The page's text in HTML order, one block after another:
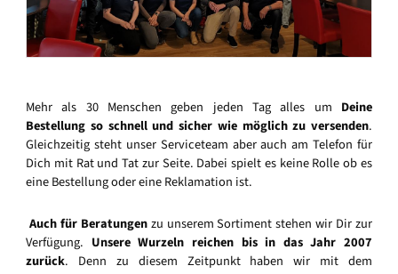
Mehr als 30 Menschen geben jeden Tag alles um Deine
Bestellung so schnell und sicher wie möglich zu versenden.
Gleichzeitig steht unser Serviceteam aber auch am Telefon für
Dich mit Rat und Tat zur Seite. Dabei spielt es keine Rolle ob es
eine Bestellung oder eine Reklamation ist.
Auch für Beratungenzu unserem Sortiment stehen wir Dir zur
Verfügung. Unsere Wurzeln reichen bis in das Jahr 2007
zurück. Denn zu diesem Zeitpunkt haben wir mit dem